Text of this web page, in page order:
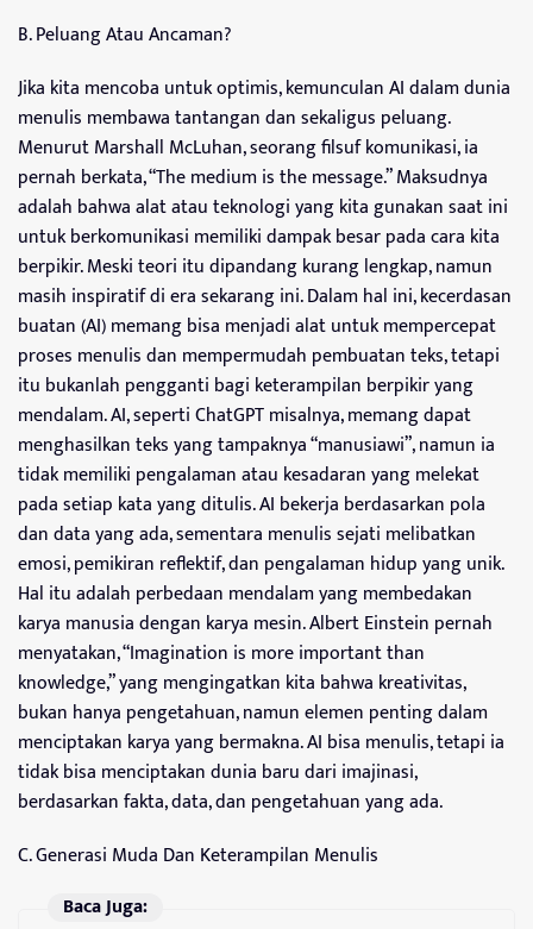
B. Peluang Atau Ancaman?
Jika kita mencoba untuk optimis, kemunculan AI dalam dunia
menulis membawa tantangan dan sekaligus peluang.
Menurut Marshall McLuhan, seorang filsuf komunikasi, ia
pernah berkata, “The medium is the message.” Maksudnya
adalah bahwa alat atau teknologi yang kita gunakan saat ini
untuk berkomunikasi memiliki dampak besar pada cara kita
berpikir. Meski teori itu dipandang kurang lengkap, namun
masih inspiratif di era sekarang ini. Dalam hal ini, kecerdasan
buatan (AI) memang bisa menjadi alat untuk mempercepat
proses menulis dan mempermudah pembuatan teks, tetapi
itu bukanlah pengganti bagi keterampilan berpikir yang
mendalam. AI, seperti ChatGPT misalnya, memang dapat
menghasilkan teks yang tampaknya “manusiawi”, namun ia
tidak memiliki pengalaman atau kesadaran yang melekat
pada setiap kata yang ditulis. AI bekerja berdasarkan pola
dan data yang ada, sementara menulis sejati melibatkan
emosi, pemikiran reflektif, dan pengalaman hidup yang unik.
Hal itu adalah perbedaan mendalam yang membedakan
karya manusia dengan karya mesin. Albert Einstein pernah
menyatakan, “Imagination is more important than
knowledge,” yang mengingatkan kita bahwa kreativitas,
bukan hanya pengetahuan, namun elemen penting dalam
menciptakan karya yang bermakna. AI bisa menulis, tetapi ia
tidak bisa menciptakan dunia baru dari imajinasi,
berdasarkan fakta, data, dan pengetahuan yang ada.
C. Generasi Muda Dan Keterampilan Menulis
Baca Juga: